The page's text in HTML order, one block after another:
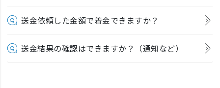
送金依頼した金額で着金できますか？
送金結果の確認はできますか？（通知など）